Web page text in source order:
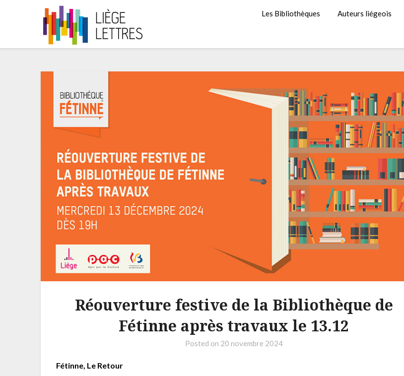
Les Bibliothèques Auteurs liégeois
Réouverture festive de la Bibliothèque de
Fétinne après travaux le 13.12
Posted on 20 novembre 2024
Fétinne, Le Retour